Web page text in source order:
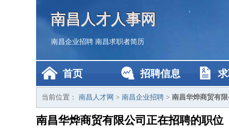
南昌人才人事网
南昌企业招聘 南昌求职者简历
首页 招聘信息
当前位置： 南昌人才网 > 南昌企业招聘 > 南昌华烨商贸有
南昌华烨商贸有限公司正在招聘的职位